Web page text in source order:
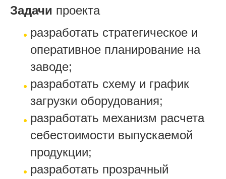
Задачи проекта
разработать стратегическое и
оперативное планирование на
заводе;
разработать схему и график
загрузки оборудования;
разработать механизм расчета
себестоимости выпускаемой
продукции;
разработать прозрачный